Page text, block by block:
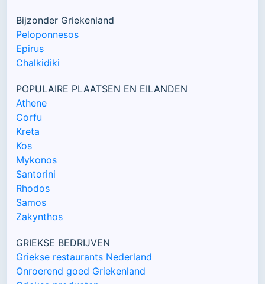
Bijzonder Griekenland
Peloponnesos
Epirus
Chalkidiki
POPULAIRE PLAATSEN EN EILANDEN
Athene
Corfu
Kreta
Kos
Mykonos
Santorini
Rhodos
Samos
Zakynthos
GRIEKSE BEDRIJVEN
Griekse restaurants Nederland
Onroerend goed Griekenland